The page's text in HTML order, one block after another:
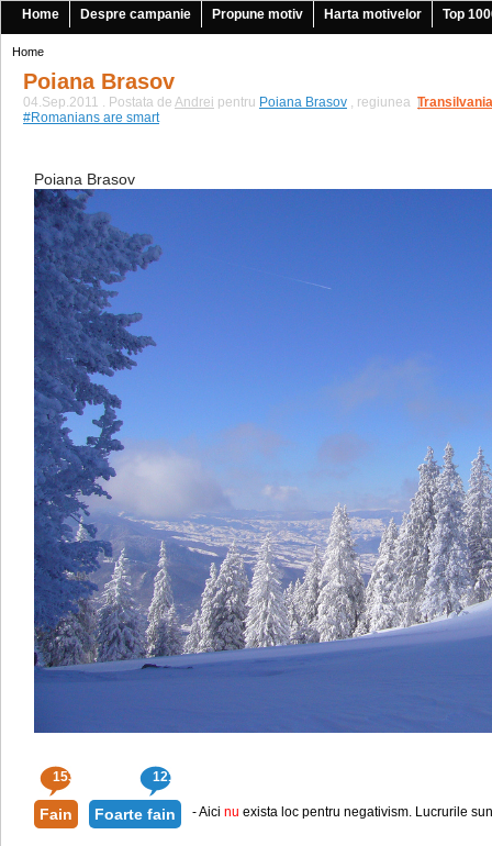
Home Despre campanie Propune motiv Harta motivelor Top
Home
Poiana Brasov
04.Sep.2011 . Postata de Andrei pentru Poiana Brasov , regiunea Transilvania
|
#Romanians are smart
Poiana Brasov
153 121
Fain Foarte fain - Aici nu exista loc pentru negativism. Lucrurile